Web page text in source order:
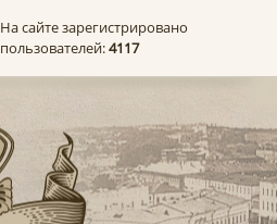
На сайте зарегистрировано
пользователей:4117